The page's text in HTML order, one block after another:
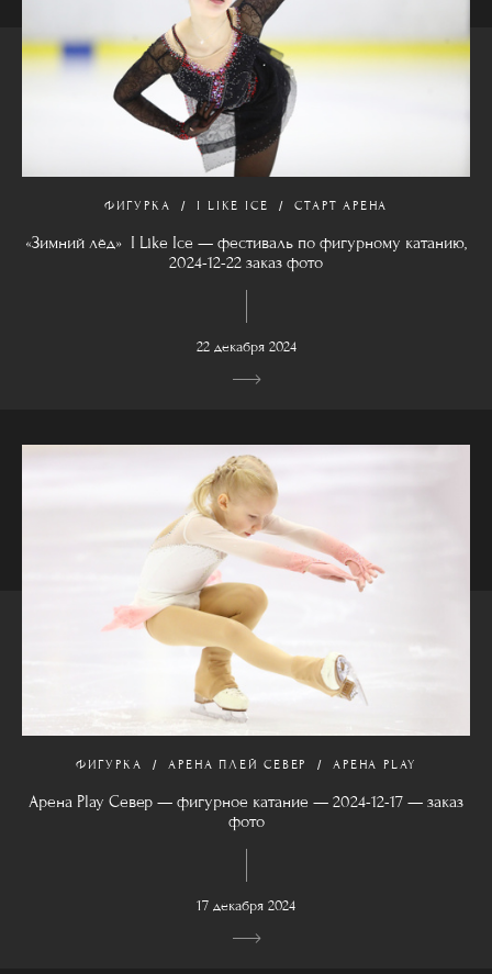
ФИГУРКА I LIKE ICE СТАРТ АРЕНА
«Зимний лёд» I Like Ice — фестиваль по фигурному катанию,
2024-12-22 заказ фото
22 декабря 2024
ФИГУРКА АРЕНА ПЛЕЙ СЕВЕР АРЕНА PLAY
Арена Play Север — фигурное катание — 2024-12-17 — заказ
фото
17 декабря 2024